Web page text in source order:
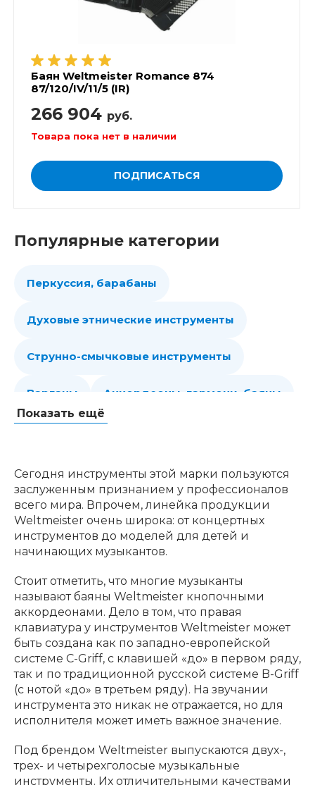
Баян Weltmeister Romance 874
87/120/IV/11/5 (IR)
266 904 руб.
Товара пока нет в наличии
ПОДПИСАТЬСЯ
Популярные категории
Перкуссия, барабаны
Духовые этнические инструменты
Струнно-смычковые инструменты
Варганы Аккордеоны, гармони, баяны
Мелодики духовые, пианики
Клавишные Сувениры, подарки
Аренда
Показать ещё
Сегодня инструменты этой марки пользуются
заслуженным признанием у профессионалов
всего мира. Впрочем, линейка продукции
Weltmeister очень широка: от концертных
инструментов до моделей для детей и
начинающих музыкантов.
Стоит отметить, что многие музыканты
называют баяны Weltmeister кнопочными
аккордеонами. Дело в том, что правая
клавиатура у инструментов Weltmeister может
быть создана как по западно-европейской
системе C-Griff, с клавишей «до» в первом ряду,
так и по традиционной русской системе B-Griff
(с нотой «до» в третьем ряду). На звучании
инструмента это никак не отражается, но для
исполнителя может иметь важное значение.
Под брендом Weltmeister выпускаются двух-,
трех- и четырехголосые музыкальные
инструменты. Их отличительными качествами